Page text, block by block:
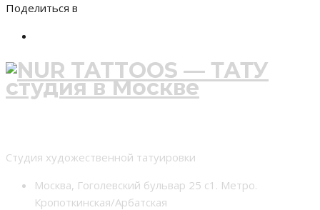
Поделиться в
Студия художественной татуировки
Москва, Гоголевский бульвар 25 с1. Метро.
Кропоткинская/Арбатская